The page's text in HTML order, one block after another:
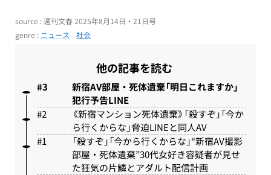
source : 週刊文春 2025年8月14日・21日号
genre : ニュース 社会
他の記事を読む
新宿AV部屋・死体遺棄「明日これますか」
犯行予告LINE
《新宿マンション死体遺棄》「殺すぞ」「今か
ら行くからな」脅迫LINEと同人AV
「殺すぞ」「今から行くからな」“新宿AV撮影
部屋・死体遺棄”30代女好き容疑者が見せ
た狂気の片鱗とアダルト配信計画